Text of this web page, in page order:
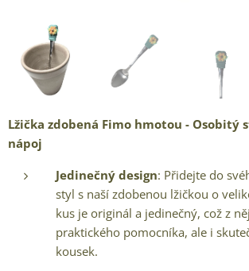
Lžička zdobená Fimo hmotou - Osobitý
nápoj
Jedinečný design: Přidejte do
styl s naší zdobenou lžičkou o
kus je originál a jedinečný, což z
praktického pomocníka, ale i
kousek.